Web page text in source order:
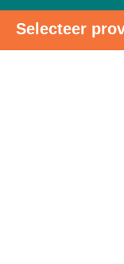
Selecteer